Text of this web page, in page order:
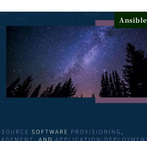
Ansible